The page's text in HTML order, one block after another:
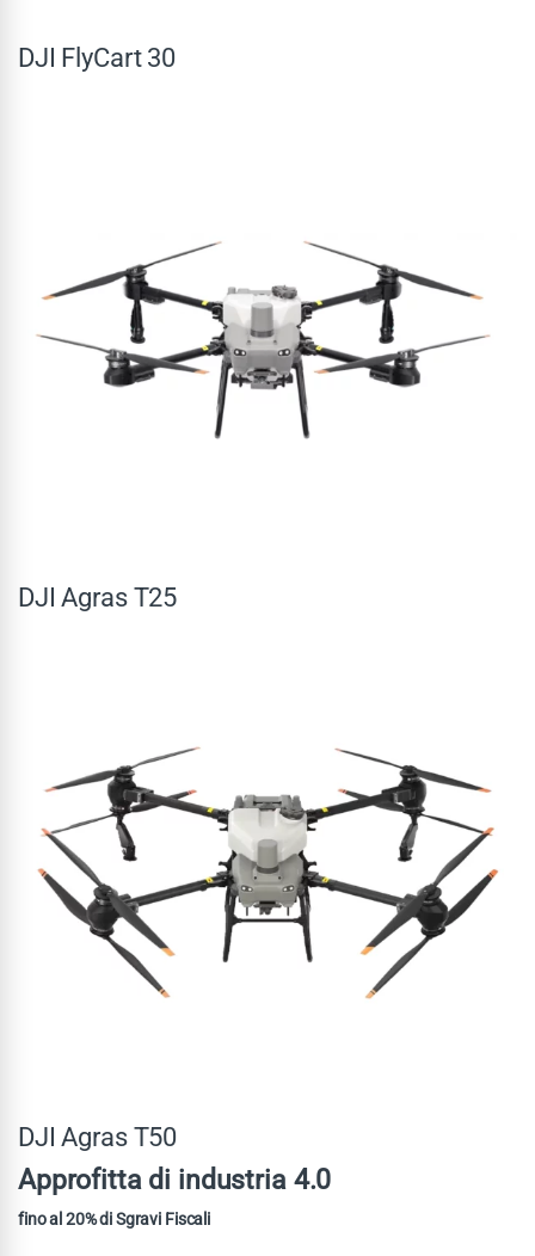
DJI FlyCart 30
DJI Agras T25
DJI Agras T50
Approfitta di industria 4.0
fino al 20% di Sgravi Fiscali